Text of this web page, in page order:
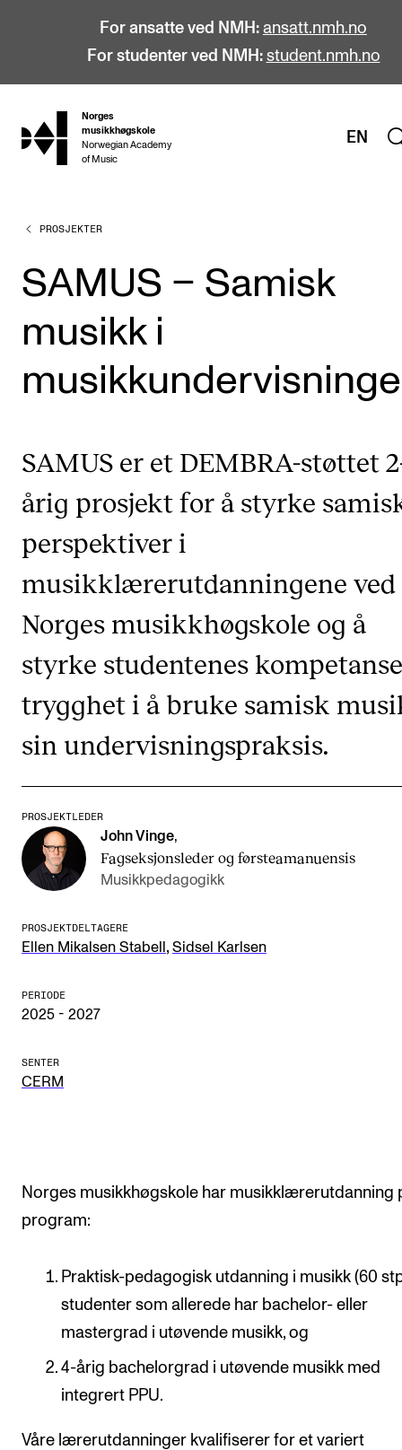
For ansatte ved NMH: ansatt.nmh.no
For studenter ved NMH: student.nmh.no
hjem
Norges
musikkhøgskole
Norwegian Academy
of Music
EN
STUDIER
Alle studier
Bachelor
Master
Årsstudium og videreutdanning
Talentutvikling
STUDENTLIV
Søknad og opptak
Biblioteket
Fagmiljøer
Salane våre
FORSKNING
CREMAH
NordART
Prosjekter
Utveksling
AKTUELT
Arrangementer og konserter
Ledige stillinger
INFO
Om Norges musikkhøgskole
PROSJEKTER
SAMUS – Samisk
musikk i
SAMUS er et DEMBRA-støttet
årig prosjekt for å styrke
perspektiver i
musikklærerutdanningene ved
Norges musikkhøgskole og å
styrke studentenes
trygghet i å bruke samisk
sin undervisningspraksis.
PROSJEKTLEDER
John Vinge,
Fagseksjonsleder og førsteamanuensis
Musikkpedagogikk
PROSJEKTDELTAGERE
Ellen Mikalsen Stabell , Sidsel Karlsen
PERIODE
2025 - 2027
SENTER
CERM
Norges musikkhøgskole har musikklærerutdanning
program:
Praktisk-pedagogisk utdanning i musikk (60
studenter som allerede har bachelor- eller
mastergrad i utøvende musikk, og
4-årig bachelorgrad i utøvende musikk med
integrert PPU.
Våre lærerutdanninger kvalifiserer for et variert